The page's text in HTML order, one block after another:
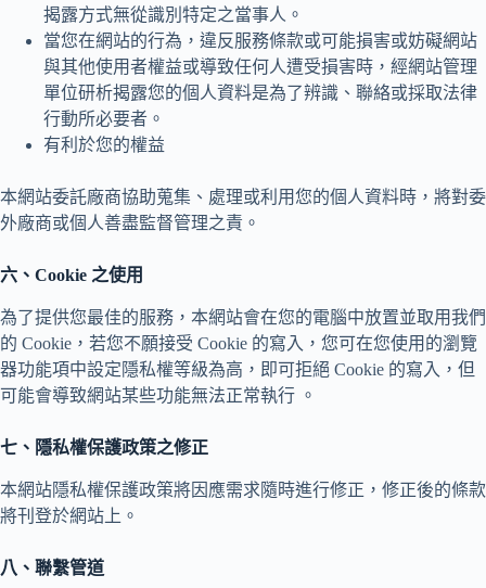
揭露方式無從識別特定之當事人。
當您在網站的行為，違反服務條款或可能損害或妨礙網站
與其他使用者權益或導致任何人遭受損害時，經網站管理
單位研析揭露您的個人資料是為了辨識、聯絡或採取法律
行動所必要者。
有利於您的權益
本網站委託廠商協助蒐集、處理或利用您的個人資料時，將對委
外廠商或個人善盡監督管理之責。
六、Cookie 之使用
為了提供您最佳的服務，本網站會在您的電腦中放置並取用我們
的 Cookie，若您不願接受 Cookie 的寫入，您可在您使用的瀏覽
器功能項中設定隱私權等級為高，即可拒絕 Cookie 的寫入，但
可能會導致網站某些功能無法正常執行 。
七、隱私權保護政策之修正
本網站隱私權保護政策將因應需求隨時進行修正，修正後的條款
將刊登於網站上。
八、聯繫管道